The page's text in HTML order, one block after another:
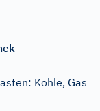
Kohle, Gas